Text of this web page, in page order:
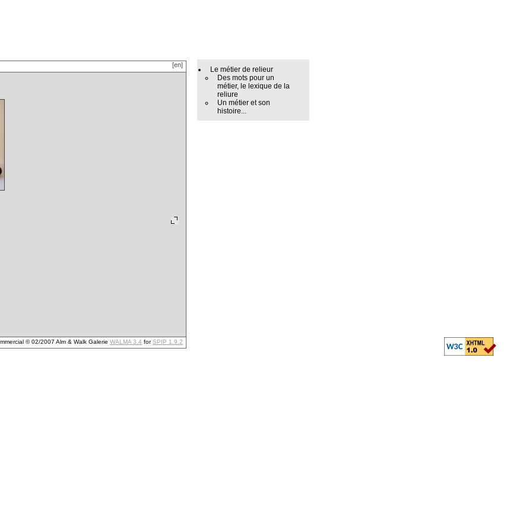
Le métier de relieur
Des mots pour un
métier, le lexique de la
reliure
Un métier et son
histoire...
[en]
© 02/2007 Alm & Walk Galerie WALMA 3.4 forSPIP 1.9.2